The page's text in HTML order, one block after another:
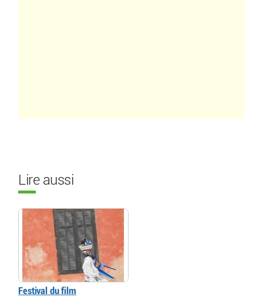
Lire aussi
Festival du film